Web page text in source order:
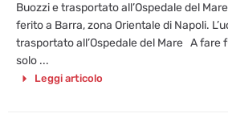
Buozzi e trasportato all’Ospedale del
ferito a Barra, zona Orientale di Napoli.
trasportato all’Ospedale del Mare A fare
solo ...
Leggi articolo